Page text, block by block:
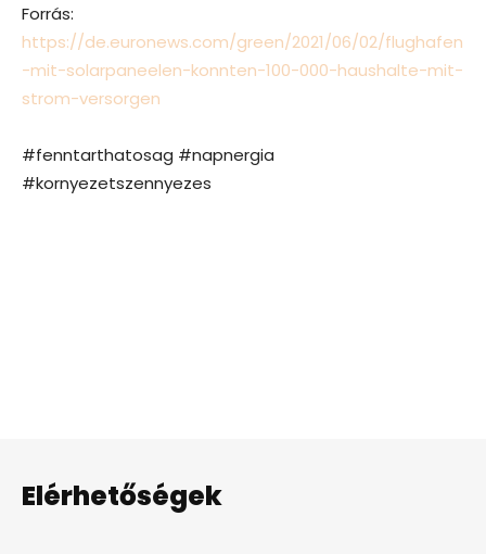
Forrás:
https://de.euronews.com/green/2021/06/02/flughafen
-mit-solarpaneelen-konnten-100-000-haushalte-mit-
strom-versorgen
#fenntarthatosag #napnergia
#kornyezetszennyezes
Elérhetőségek